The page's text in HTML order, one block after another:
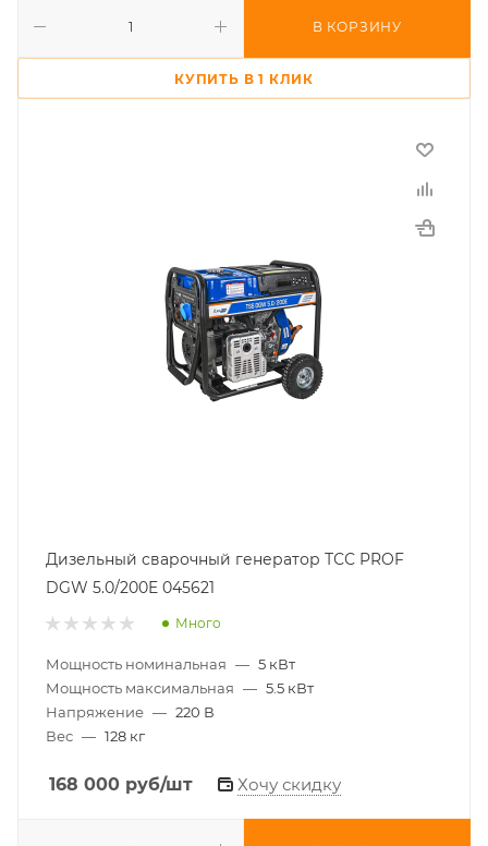
В КОРЗИНУ
КУПИТЬ В 1 КЛИК
Дизельный сварочный генератор ТСС PROF
DGW 5.0/200E 045621
Много
Мощность номинальная — 5 кВт
Мощность максимальная — 5.5 кВт
Напряжение — 220 В
Вес — 128 кг
168 000 руб/шт Хочу скидку